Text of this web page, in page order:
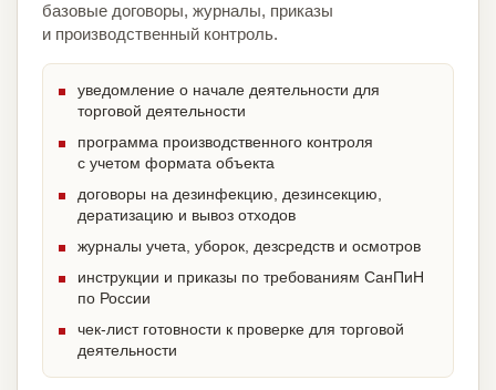
базовые договоры, журналы, приказы
и производственный контроль.
уведомление о начале деятельности для
торговой деятельности
программа производственного контроля
с учетом формата объекта
договоры на дезинфекцию, дезинсекцию,
дератизацию и вывоз отходов
журналы учета, уборок, дезсредств и осмотров
инструкции и приказы по требованиям СанПиН
по России
чек-лист готовности к проверке для торговой
деятельности